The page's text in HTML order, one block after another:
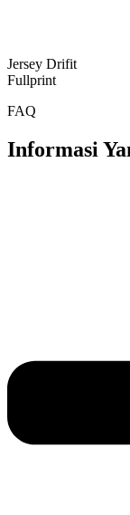
Jersey Drifit
Fullprint
FAQ
Informasi